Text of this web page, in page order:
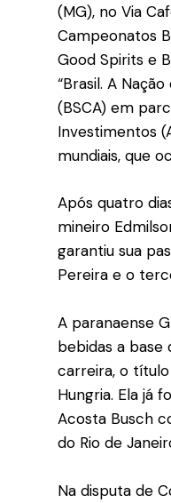
(MG), no Via
Campeonatos
Good Spirits e
“Brasil. A
(BSCA) em
Investimentos
mundiais, que
Após quatro
mineiro
garantiu sua
Pereira e o
A paranaense
bebidas a
carreira, o
Hungria. Ela já
Acosta Busch
do Rio de
Na disputa de